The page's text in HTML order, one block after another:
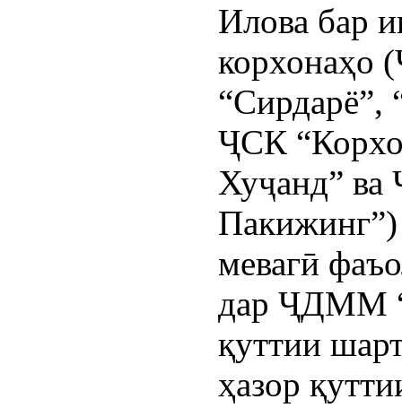
Илова бар
ҶСК
Хуҷанд”
Пакижинг”)
мевагӣ
дар ҶДММ
қуттии
ҳазор